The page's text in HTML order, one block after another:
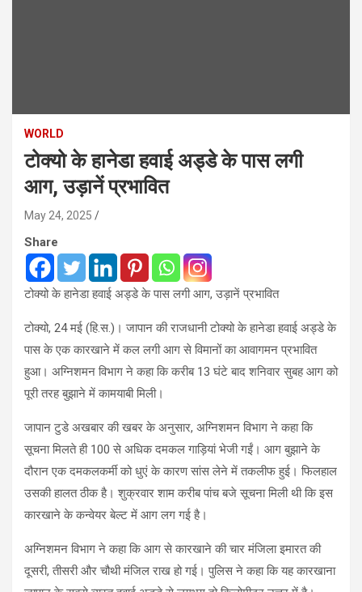
WORLD
टोक्यो के हानेडा हवाई अड्डे के पास लगी
आग, उड़ानें प्रभावित
May 24, 2025
Share
टोक्यो के हानेडा हवाई अड्डे के पास लगी आग, उड़ानें प्रभावित
टोक्यो, 24 मई (हि.स.)। जापान की राजधानी टोक्यो के हानेडा हवाई अड्डे के
पास के एक कारखाने में कल लगी आग से विमानों का आवागमन प्रभावित
हुआ। अग्निशमन विभाग ने कहा कि करीब 13 घंटे बाद शनिवार सुबह आग को
पूरी तरह बुझाने में कामयाबी मिली।
जापान टुडे अखबार की खबर के अनुसार, अग्निशमन विभाग ने कहा कि
सूचना मिलते ही 100 से अधिक दमकल गाड़ियां भेजी गईं। आग बुझाने के
दौरान एक दमकलकर्मी को धुएं के कारण सांस लेने में तकलीफ हुई। फिलहाल
उसकी हालत ठीक है। शुक्रवार शाम करीब पांच बजे सूचना मिली थी कि इस
कारखाने के कन्वेयर बेल्ट में आग लग गई है।
अग्निशमन विभाग ने कहा कि आग से कारखाने की चार मंजिला इमारत की
दूसरी, तीसरी और चौथी मंजिल राख हो गई। पुलिस ने कहा कि यह कारखाना